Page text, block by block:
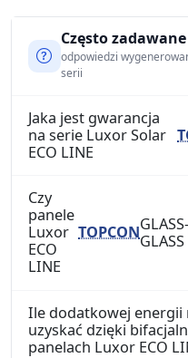
Często
odpowiedzi
serii
Jaka jest gwarancja
na serie Luxor Solar
ECO LINE
Czy
panele
Luxor
ECO
LINE
TOPCONGLASS-
GLASS
Ile dodatkowej energii
uzyskać dzięki
panelach Luxor ECO